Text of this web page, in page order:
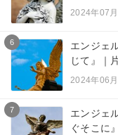
2024年07
6
エンジェ
じて』｜
2024年06
7
エンジェ
ぐそこに